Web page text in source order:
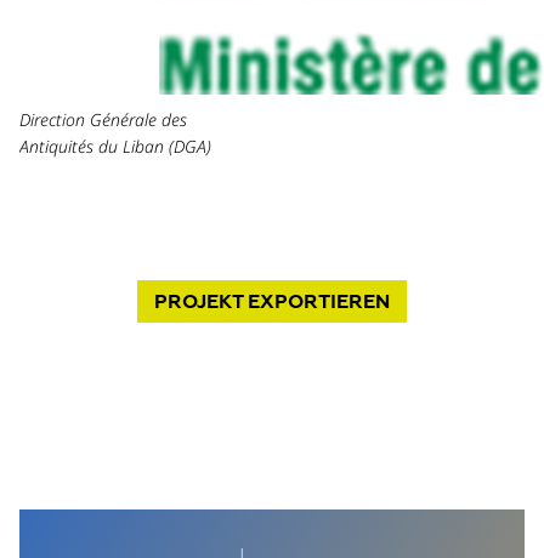
Direction Générale des
Antiquités du Liban (DGA)
PROJEKTEXPORTIEREN